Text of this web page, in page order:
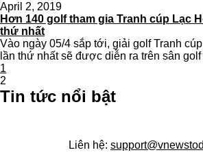
April 2, 2019
Hơn 140 golf tham gia Tranh cúp Lạc
thứ nhất
Vào ngày 05/4 sắp tới, giải golf Tranh
lần thứ nhất sẽ được diễn ra trên sân
1
2
Tin tức nổi bật
Liên hệ: